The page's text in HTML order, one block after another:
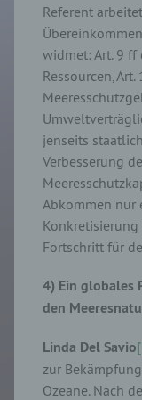
Referent
widmet: Art. 9
Ressourcen,
jenseits
Verbesserung
Abkommen nur
Fortschritt für
4) Ein globales
den
Linda Del Savio
zur
Ozeane. Nach